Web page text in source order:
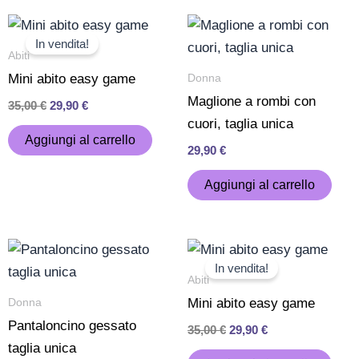
In vendita!
Abiti
Mini abito easy game
35,00€
Il
prezzo
originale
35,00 €.
29,90 €
Il
prezzo
attuale
29,90 €.
Aggiungi al carrello
Donna
Maglione a rombi con
cuori, taglia unica
29,90 €
Aggiungi al carrello
Donna
Pantaloncino gessato
taglia unica
In vendita!
Abiti
Mini abito easy game
35,00€
Il
prezzo
originale
35,00 €.
29,90 €
Il
prezzo
attuale
29,90 €.